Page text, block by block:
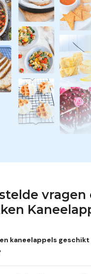
vragen
kaneelappels geschikt